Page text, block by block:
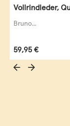
Vollrindleder,
Bruno...
Regulärer Preis:
59,95 €